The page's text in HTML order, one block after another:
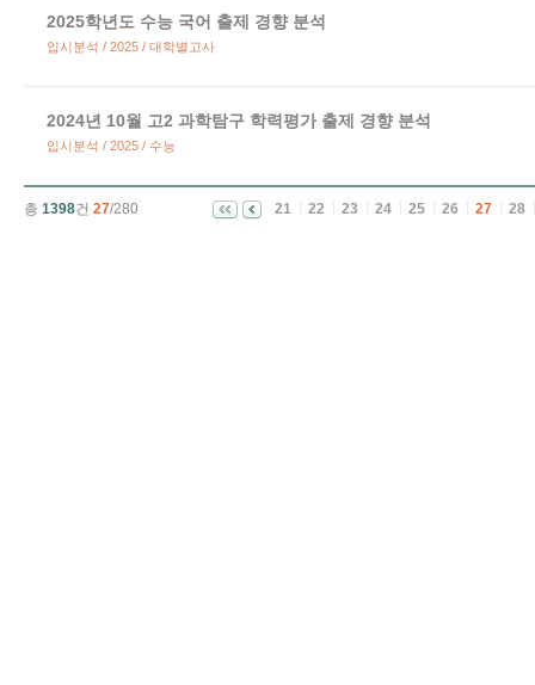
2025학년도 수능 국어 출제 경향 분석
입시분석 / 2025 / 대학별고사
2024년 10월 고2 과학탐구 학력평가 출제 경향 분석
입시분석 / 2025 / 수능
총 1398건 27/280 21 22 23 24 25 26 27 28